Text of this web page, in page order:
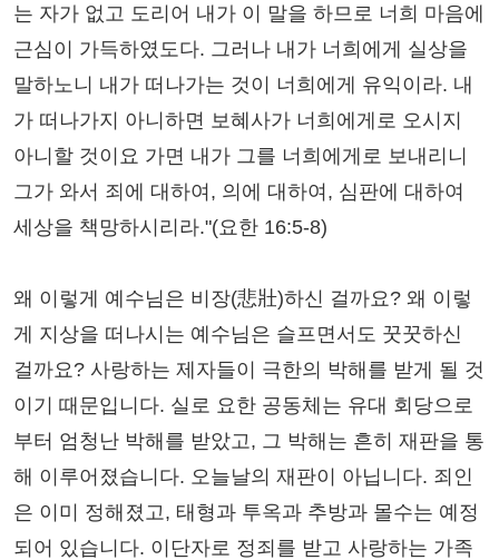
는 자가 없고 도리어 내가 이 말을 하므로 너희 마음에
근심이 가득하였도다. 그러나 내가 너희에게 실상을
말하노니 내가 떠나가는 것이 너희에게 유익이라. 내
가 떠나가지 아니하면 보혜사가 너희에게로 오시지
아니할 것이요 가면 내가 그를 너희에게로 보내리니
그가 와서 죄에 대하여, 의에 대하여, 심판에 대하여
세상을 책망하시리라."(요한 16:5-8)
왜 이렇게 예수님은 비장(悲壯)하신 걸까요? 왜 이렇
게 지상을 떠나시는 예수님은 슬프면서도 꿋꿋하신
걸까요? 사랑하는 제자들이 극한의 박해를 받게 될 것
이기 때문입니다. 실로 요한 공동체는 유대 회당으로
부터 엄청난 박해를 받았고, 그 박해는 흔히 재판을 통
해 이루어졌습니다. 오늘날의 재판이 아닙니다. 죄인
은 이미 정해졌고, 태형과 투옥과 추방과 몰수는 예정
되어 있습니다. 이단자로 정죄를 받고 사랑하는 가족